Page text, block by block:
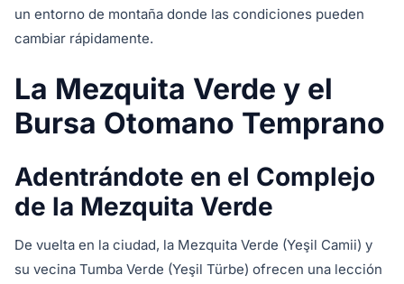
un entorno de montaña donde las condiciones pueden
cambiar rápidamente.
La Mezquita Verde y el
Bursa Otomano Temprano
Adentrándote en el Complejo
de la Mezquita Verde
De vuelta en la ciudad, la Mezquita Verde (Yeşil Camii) y
su vecina Tumba Verde (Yeşil Türbe) ofrecen una lección